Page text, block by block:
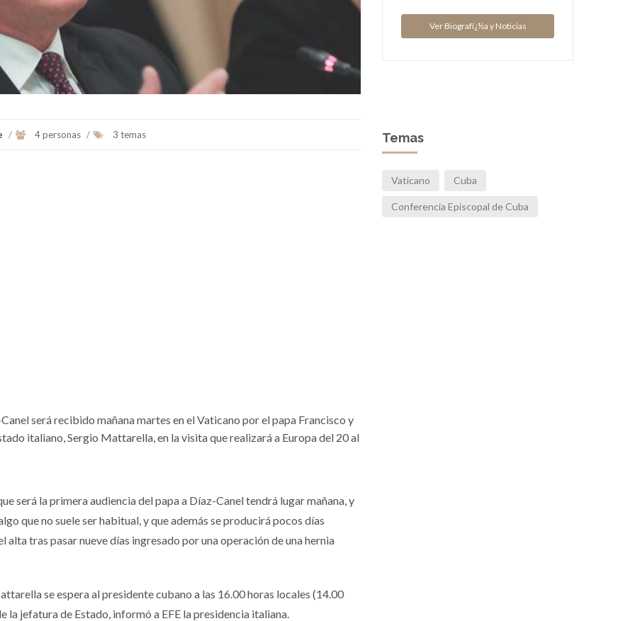
/ 4 personas / 3 temas
será recibido mañana martes en el Vaticano por el papa Francisco y
italiano, Sergio Mattarella, en la visita que realizará a Europa del 20 al
será la primera audiencia del papa a Díaz-Canel tendrá lugar mañana, y
que no suele ser habitual, y que además se producirá pocos días
alta tras pasar nueve días ingresado por una operación de una hernia
se espera al presidente cubano a las 16.00 horas locales (14.00
la jefatura de Estado, informó a EFE la presidencia italiana.
Bergoglio, arzobispo de Buenos A...
Ver Biografï¿½a y Noticias
noviembre de 2016), conocido como
Ver Biografï¿½a y Noticias
Ver Biografï¿½a y Noticias
Temas
Vaticano Cuba
Conferencia Episcopal de Cuba